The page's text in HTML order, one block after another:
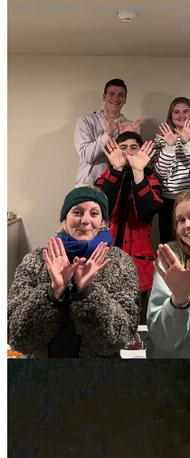
The Útsteinn Group: Jan,